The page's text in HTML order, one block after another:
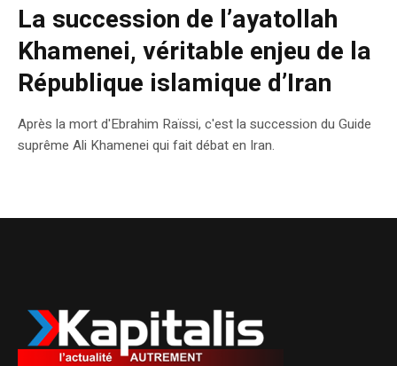
La succession de l’ayatollah
Khamenei, véritable enjeu de la
République islamique d’Iran
Après la mort d'Ebrahim Raïssi, c'est la succession du Guide
suprême Ali Khamenei qui fait débat en Iran.